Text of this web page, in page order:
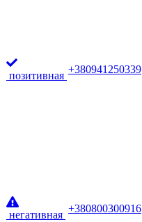
позитивная
+380941250339
негативная
+380800300916